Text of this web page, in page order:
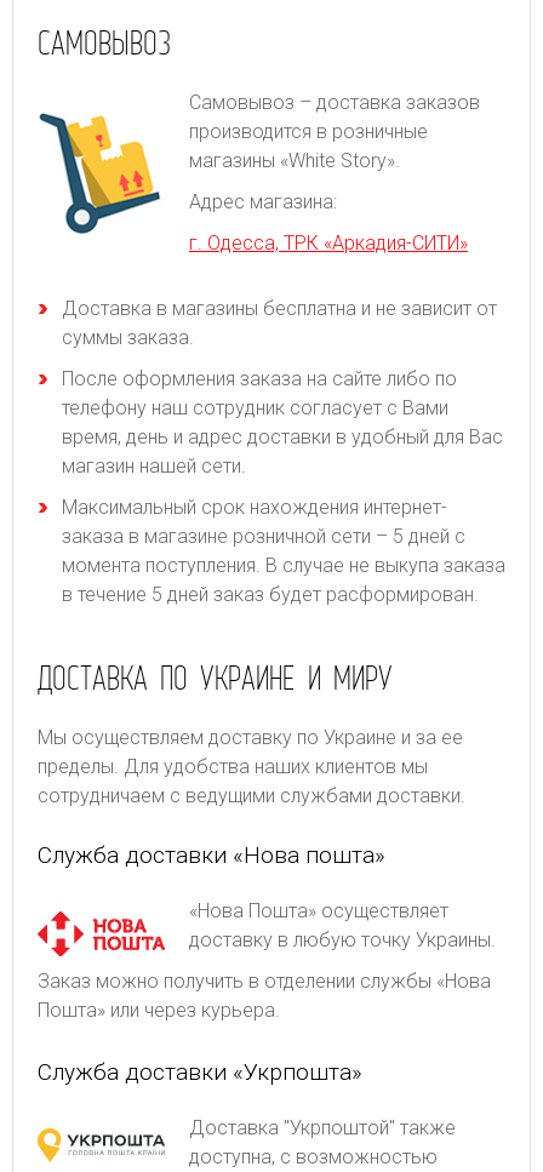
САМОВЫВОЗ
Самовывоз – доставка заказов
производится в розничные
магазины «White Story».
Адрес магазина:
г. Одесса, ТРК «Аркадия-СИТИ»
Доставка в магазины бесплатна и не зависит от
суммы заказа.
После оформления заказа на сайте либо по
телефону наш сотрудник согласует с Вами
время, день и адрес доставки в удобный для Вас
магазин нашей сети.
Максимальный срок нахождения интернет-
заказа в магазине розничной сети – 5 дней с
момента поступления. В случае не выкупа заказа
в течение 5 дней заказ будет расформирован.
ДОСТАВКА ПО УКРАИНЕ И МИРУ
Мы осуществляем доставку по Украине и за ее
пределы. Для удобства наших клиентов мы
сотрудничаем с ведущими службами доставки.
Служба доставки «Нова пошта»
«Нова Пошта» осуществляет
доставку в любую точку Украины.
Заказ можно получить в отделении службы «Нова
Пошта» или через курьера.
Служба доставки «Укрпошта»
Доставка "Укрпоштой" также
доступна, с возможностью